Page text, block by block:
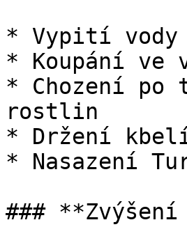
* Vypití vody
* Koupání ve
* Chození
rostlin
* Držení
* Nasazení
###